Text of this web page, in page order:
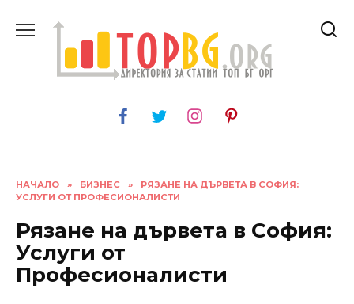
НАЧАЛО » БИЗНЕС »
РЯЗАНЕ НА ДЪРВЕТА В СОФИЯ:
УСЛУГИ ОТ ПРОФЕСИОНАЛИСТИ
Рязане на дървета в София:
Услуги от
Професионалисти